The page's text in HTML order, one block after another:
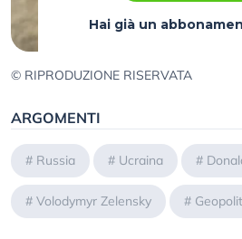
Hai già un
© RIPRODUZIONE RISERVATA
ARGOMENTI
# Russia # Ucraina #
# Volodymyr Zelensky #